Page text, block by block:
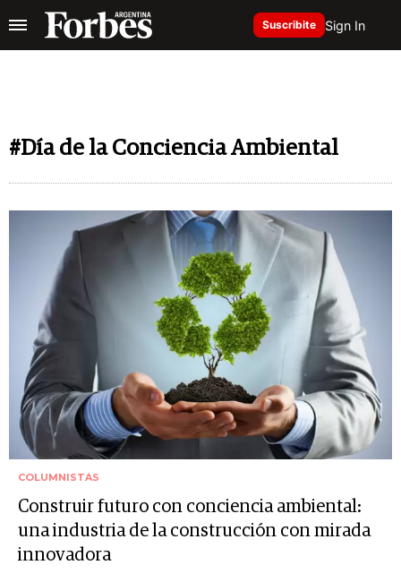
Suscribite Sign In
#Día de la Conciencia Ambiental
COLUMNISTAS
Construir futuro con conciencia ambiental:
una industria de la construcción con mirada
innovadora